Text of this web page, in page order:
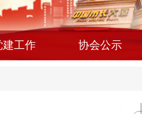
建工作 协会公示